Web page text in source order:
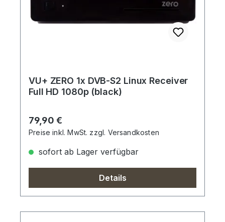
VU+ ZERO 1x DVB-S2 Linux Receiver
Full HD 1080p (black)
Regulärer Preis:
79,90 €
Preise inkl. MwSt. zzgl. Versandkosten
sofort ab Lager verfügbar
Details